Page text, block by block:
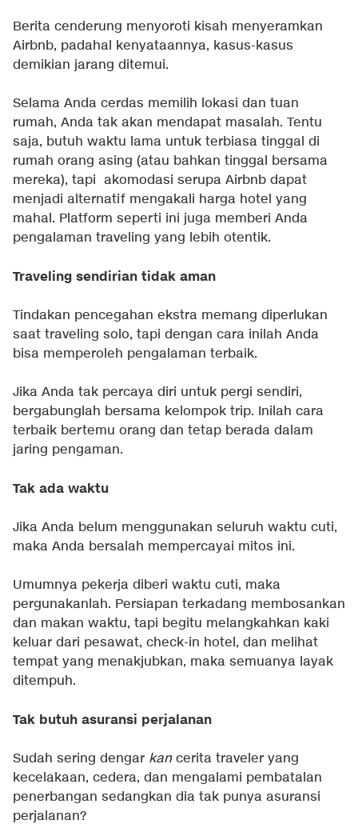
Berita cenderung menyoroti kisah menyeramkan
Airbnb, padahal kenyataannya, kasus-kasus
demikian jarang ditemui.
Selama Anda cerdas memilih lokasi dan tuan
rumah, Anda tak akan mendapat masalah. Tentu
saja, butuh waktu lama untuk terbiasa tinggal di
rumah orang asing (atau bahkan tinggal bersama
mereka), tapi akomodasi serupa Airbnb dapat
menjadi alternatif mengakali harga hotel yang
mahal. Platform seperti ini juga memberi Anda
pengalaman traveling yang lebih otentik.
Traveling sendirian tidak aman
Tindakan pencegahan ekstra memang diperlukan
saat traveling solo, tapi dengan cara inilah Anda
bisa memperoleh pengalaman terbaik.
Jika Anda tak percaya diri untuk pergi sendiri,
bergabunglah bersama kelompok trip. Inilah cara
terbaik bertemu orang dan tetap berada dalam
jaring pengaman.
Tak ada waktu
Jika Anda belum menggunakan seluruh waktu cuti,
maka Anda bersalah mempercayai mitos ini.
Umumnya pekerja diberi waktu cuti, maka
pergunakanlah. Persiapan terkadang membosankan
dan makan waktu, tapi begitu melangkahkan kaki
keluar dari pesawat, check-in hotel, dan melihat
tempat yang menakjubkan, maka semuanya layak
ditempuh.
Tak butuh asuransi perjalanan
Sudah sering dengar kancerita traveler yang
kecelakaan, cedera, dan mengalami pembatalan
penerbangan sedangkan dia tak punya asuransi
perjalanan?